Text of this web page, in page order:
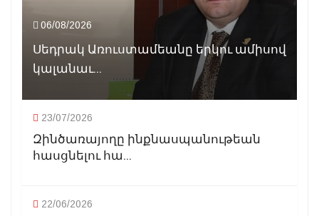
06/08/2026
Սեդրակ Առուստամեանը երկու ամիսով
կալանաւ...
23/07/2026
Զինծառայողը ինքնասպանութեան
հասցնելու հա...
22/06/2026